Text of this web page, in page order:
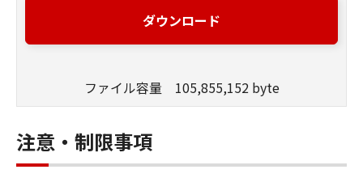
ン株式会社およびキヤノンのライセンサー
は、本ソフトウェアがユーザーの特定の目
がないこと、その他本ソフトウェアに関し
キヤノン、キヤノンマーケティングジャパ
ン株式会社およびキヤノンのライセンサー
ダウンロード
ファイル容量 105,855,152 byte
注意・制限事項